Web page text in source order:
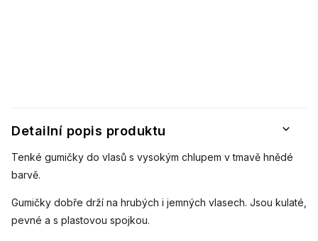
Detailní popis produktu
Tenké gumičky do vlasů s vysokým chlupem v tmavě hnědé
barvě.
Gumičky dobře drží na hrubých i jemných vlasech. Jsou kulaté,
pevné a s plastovou spojkou.